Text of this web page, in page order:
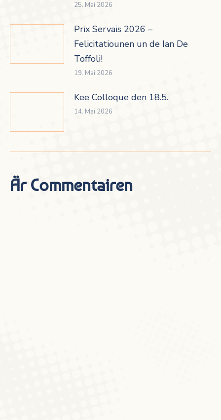
25. Mai 2026
Prix Servais 2026 –
Felicitatiounen un de Ian De
Toffoli!
19. Mai 2026
Kee Colloque den 18.5.
14. Mai 2026
Är Commentairen